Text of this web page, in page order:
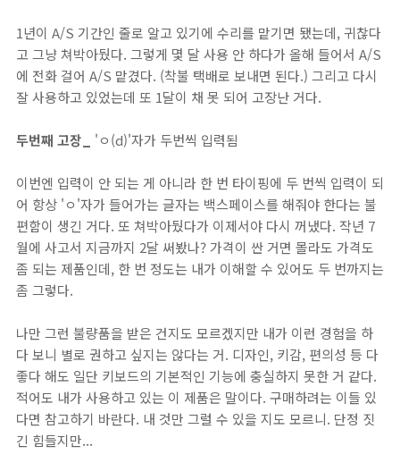
1년이 A/S 기간인 줄로 알고 있기에 수리를 맡기면 됐는데, 귀찮다
고 그냥 쳐박아뒀다. 그렇게 몇 달 사용 안 하다가 올해 들어서 A/S
에 전화 걸어 A/S 맡겼다. (착불 택배로 보내면 된다.) 그리고 다시
잘 사용하고 있었는데 또 1달이 채 못 되어 고장난 거다.
두번째 고장_ 'ㅇ(d)'자가 두번씩 입력됨
이번엔 입력이 안 되는 게 아니라 한 번 타이핑에 두 번씩 입력이 되
어 항상 'ㅇ'자가 들어가는 글자는 백스페이스를 해줘야 한다는 불
편함이 생긴 거다. 또 쳐박아뒀다가 이제서야 다시 꺼냈다. 작년 7
월에 사고서 지금까지 2달 써봤나? 가격이 싼 거면 몰라도 가격도
좀 되는 제품인데, 한 번 정도는 내가 이해할 수 있어도 두 번까지는
좀 그렇다.
나만 그런 불량품을 받은 건지도 모르겠지만 내가 이런 경험을 하
다 보니 별로 권하고 싶지는 않다는 거. 디자인, 키감, 편의성 등 다
좋다 해도 일단 키보드의 기본적인 기능에 충실하지 못한 거 같다.
적어도 내가 사용하고 있는 이 제품은 말이다. 구매하려는 이들 있
다면 참고하기 바란다. 내 것만 그럴 수 있을 지도 모르니. 단정 짓
긴 힘들지만...